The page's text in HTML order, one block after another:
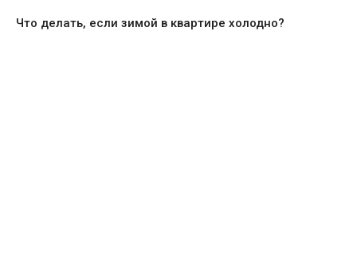
Что делать, если зимой в квартире холодно?